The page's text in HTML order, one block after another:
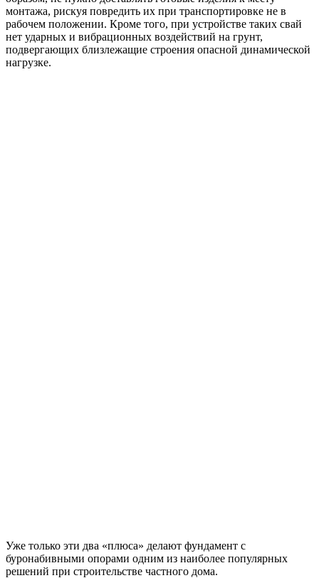
монтажа, рискуя повредить их при транспортировке не в
рабочем положении. Кроме того, при устройстве таких свай
нет ударных и вибрационных воздействий на грунт,
подвергающих близлежащие строения опасной динамической
нагрузке.
Уже только эти два «плюса» делают фундамент с
буронабивными опорами одним из наиболее популярных
решений при строительстве частного дома.